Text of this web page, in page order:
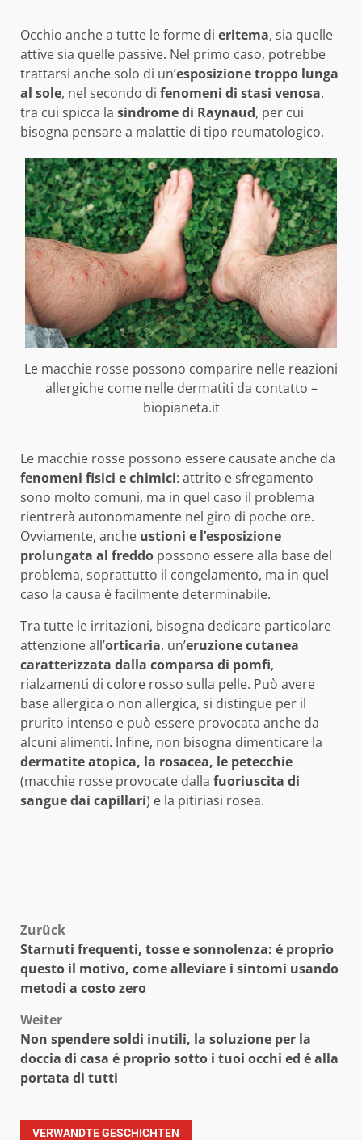
Occhio anche a tutte le forme di eritema, sia quelle
attive sia quelle passive. Nel primo caso, potrebbe
trattarsi anche solo di un’esposizione troppo lunga
al sole, nel secondo di fenomeni di stasi venosa,
tra cui spicca la sindrome di Raynaud, per cui
bisogna pensare a malattie di tipo reumatologico.
Le macchie rosse possono comparire nelle reazioni
allergiche come nelle dermatiti da contatto –
biopianeta.it
Le macchie rosse possono essere causate anche da
fenomeni fisici e chimici: attrito e sfregamento
sono molto comuni, ma in quel caso il problema
rientrerà autonomamente nel giro di poche ore.
Ovviamente, anche ustioni e l’esposizione
prolungata al freddo possono essere alla base del
problema, soprattutto il congelamento, ma in quel
caso la causa è facilmente determinabile.
Tra tutte le irritazioni, bisogna dedicare particolare
attenzione all’orticaria, un’eruzione cutanea
caratterizzata dalla comparsa di pomfi,
rialzamenti di colore rosso sulla pelle. Può avere
base allergica o non allergica, si distingue per il
prurito intenso e può essere provocata anche da
alcuni alimenti. Infine, non bisogna dimenticare la
dermatite atopica, la rosacea, le petecchie
(macchie rosse provocate dalla fuoriuscita di
sangue dai capillari) e la pitiriasi rosea.
Beitragsnavigation
Zurück
Starnuti frequenti, tosse e sonnolenza: é proprio
questo il motivo, come alleviare i sintomi usando
metodi a costo zero
Weiter
Non spendere soldi inutili, la soluzione per la
doccia di casa é proprio sotto i tuoi occhi ed é alla
portata di tutti
VERWANDTE GESCHICHTEN